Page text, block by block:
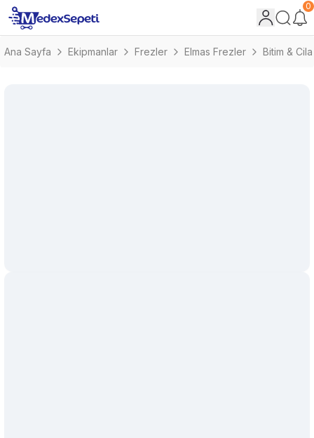
0
Ana Sayfa Ekipmanlar Frezler Elmas Frezler Bitim &